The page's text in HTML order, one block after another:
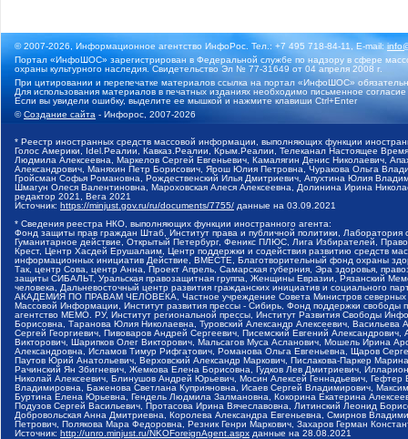
© 2007-2026, Информационное агентство ИнфоРос. Тел.: +7 495 718-84-11, E-mail:
Портал «ИнфоШОС» зарегистрирован в Федеральной службе по надзору в сфере
охраны культурного наследия. Свидетельство Эл № 77-31649 от 04 апреля 2008 г.
При цитировании и перепечатке материалов ссылка на портал «ИнфоШОС»
Для использования материалов в печатных изданиях необходимо письменное
Если вы увидели ошибку, выделите ее мышкой и нажмите клавиши Ctrl+Enter
©Создание сайта - Инфорос, 2007-2026
* Реестр иностранных средств массовой информации, выполняющих функции
Голос Америки, Idel.Реалии, Кавказ.Реалии, Крым.Реалии, Телеканал Настоящее
Людмила Алексеевна, Маркелов Сергей Евгеньевич, Камалягин Денис Николаевич,
Александрович, Маняхин Петр Борисович, Ярош Юлия Петровна, Чуракова Ольга
Гройсман Софья Романовна, Рождественский Илья Дмитриевич, Апухтина Юлия
Шмагун Олеся Валентиновна, Мароховская Алеся Алексеевна, Долинина Ирина
редактор 2021, Вега 2021
Источник: https://minjust.gov.ru/ru/documents/7755/ данные на 03.09.2021
* Сведения реестра НКО, выполняющих функции иностранного агента:
Фонд защиты прав граждан Штаб, Институт права и публичной политики,
Гуманитарное действие, Открытый Петербург, Феникс ПЛЮС, Лига Избирателей,
Крест, Центр Хасдей Ерушалаим, Центр поддержки и содействия развитию средств
информационных инициатив Действие, ВМЕСТЕ, Благотворительный фонд охраны
Так, центр Сова, центр Анна, Проект Апрель, Самарская губерния, Эра здоровья,
защиты СИБАЛЬТ, Уральская правозащитная группа, Женщины Евразии, Рязанский
человека, Дальневосточный центр развития гражданских инициатив и социального
АКАДЕМИЯ ПО ПРАВАМ ЧЕЛОВЕКА, Частное учреждение Совета Министров северных
Массовой Информации, Институт развития прессы - Сибирь, Фонд поддержки
агентство МЕМО. РУ, Институт региональной прессы, Институт Развития Свободы
Борисовна, Таранова Юлия Николаевна, Туровский Александр Алексеевич,
Сергей Георгиевич, Пивоваров Андрей Сергеевич, Писемский Евгений
Викторович, Шарипков Олег Викторович, Мальсагов Муса Асланович, Мошель Ирина
Александровна, Исламов Тимур Рифгатович, Романова Ольга Евгеньевна, Щаров
Паутов Юрий Анатольевич, Верховский Александр Маркович, Пислакова-Паркер
Рачинский Ян Збигневич, Жемкова Елена Борисовна, Гудков Лев Дмитриевич,
Николай Алексеевич, Блинушов Андрей Юрьевич, Мосин Алексей Геннадьевич,
Владимировна, Баженова Светлана Куприяновна, Исаев Сергей Владимирович,
Буртина Елена Юрьевна, Гендель Людмила Залмановна, Кокорина Екатерина
Подузов Сергей Васильевич, Протасова Ирина Вячеславовна, Литинский Леонид
Добровольская Анна Дмитриевна, Королева Александра Евгеньевна, Смирнов
Петрович, Полякова Мара Федоровна, Резник Генри Маркович, Захаров Герман
Источник: http://unro.minjust.ru/NKOForeignAgent.aspx данные на 28.08.2021